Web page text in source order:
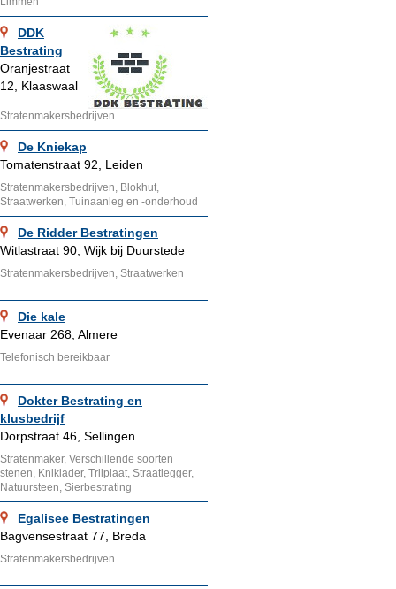
DDK
Bestrating
Oranjestraat
12, Klaaswaal
Stratenmakersbedrijven
De Kniekap
Tomatenstraat 92, Leiden
Stratenmakersbedrijven, Blokhut,
Straatwerken, Tuinaanleg en -onderhoud
De Ridder Bestratingen
Witlastraat 90, Wijk bij Duurstede
Stratenmakersbedrijven, Straatwerken
Die kale
Evenaar 268, Almere
Telefonisch bereikbaar
Dokter Bestrating en
klusbedrijf
Dorpstraat 46, Sellingen
Stratenmaker, Verschillende soorten
stenen, Kniklader, Trilplaat, Straatlegger,
Natuursteen, Sierbestrating
Egalisee Bestratingen
Bagvensestraat 77, Breda
Stratenmakersbedrijven